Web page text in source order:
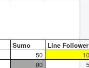
Sumo
Line Follower
50
80